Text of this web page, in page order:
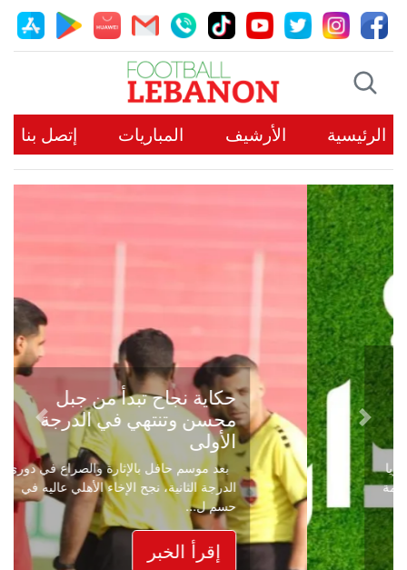
الرئيسية الأرشيف المباريات إتصل بنا
حكاية نجاح تبدأ من جبل
محسن وتنتهي في الدرجة
الأولى
بعد موسم حافل بالإثارة والصراع في دوري
الدرجة الثانية، نجح الإخاء الأهلي عاليه في
حسم ل...
إقرأ الخبر
Previous
Next